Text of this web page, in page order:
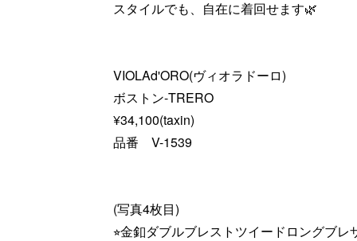
スタイルでも、自在に着回せます🌿
VIOLAd'ORO(ヴィオラドーロ)
ボストン-TRERO
¥34,100(taxin)
品番 V-1539
(写真4枚目)
⭐︎金釦ダブルブレストツイードロングブレ